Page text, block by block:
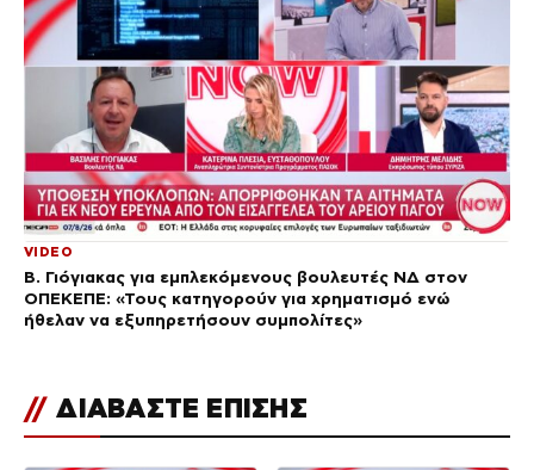
VIDEO
Β. Γιόγιακας για εμπλεκόμενους βουλευτές ΝΔ στον
ΟΠΕΚΕΠΕ: «Τους κατηγορούν για χρηματισμό ενώ
ήθελαν να εξυπηρετήσουν συμπολίτες»
// ΔΙΑΒΑΣΤΕ ΕΠΙΣΗΣ